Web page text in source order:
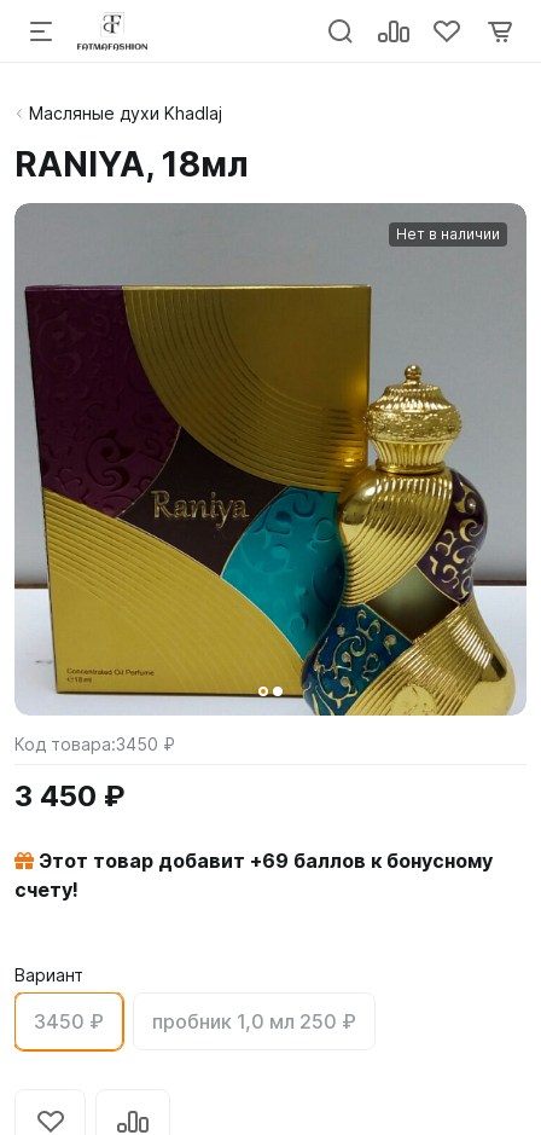
Масляные духи Khadlaj
RANIYA, 18мл
Нет в наличии
Код товара:3450 ₽
3 450 ₽
Этот товар добавит +69 баллов к бонусному
счету!
Вариант
3450 ₽ пробник 1,0 мл 250 ₽